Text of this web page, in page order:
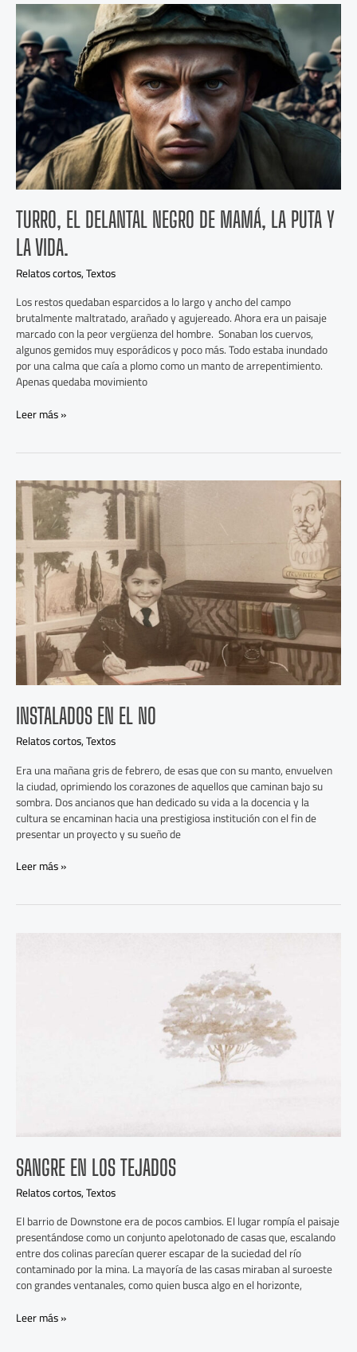
TURRO, EL DELANTAL NEGRO DE MAMÁ, LA PUTA Y
LA VIDA.
Relatos cortos,Textos
Los restos quedaban esparcidos a lo largo y ancho del campo
brutalmente maltratado, arañado y agujereado. Ahora era un paisaje
marcado con la peor vergüenza del hombre. Sonaban los cuervos,
algunos gemidos muy esporádicos y poco más. Todo estaba inundado
por una calma que caía a plomo como un manto de arrepentimiento.
Apenas quedaba movimiento
Turro,
el
delantal
negro
de
mamá,
la
puta
la
vida.
Leer más »
INSTALADOS EN EL NO
Relatos cortos,Textos
Era una mañana gris de febrero, de esas que con su manto, envuelven
la ciudad, oprimiendo los corazones de aquellos que caminan bajo su
sombra. Dos ancianos que han dedicado su vida a la docencia y la
cultura se encaminan hacia una prestigiosa institución con el fin de
presentar un proyecto y su sueño de
Instalados
el
NO
Leer más »
SANGRE EN LOS TEJADOS
Relatos cortos,Textos
El barrio de Downstone era de pocos cambios. El lugar rompía el paisaje
presentándose como un conjunto apelotonado de casas que, escalando
entre dos colinas parecían querer escapar de la suciedad del río
contaminado por la mina. La mayoría de las casas miraban al suroeste
con grandes ventanales, como quien busca algo en el horizonte,
Leer más »